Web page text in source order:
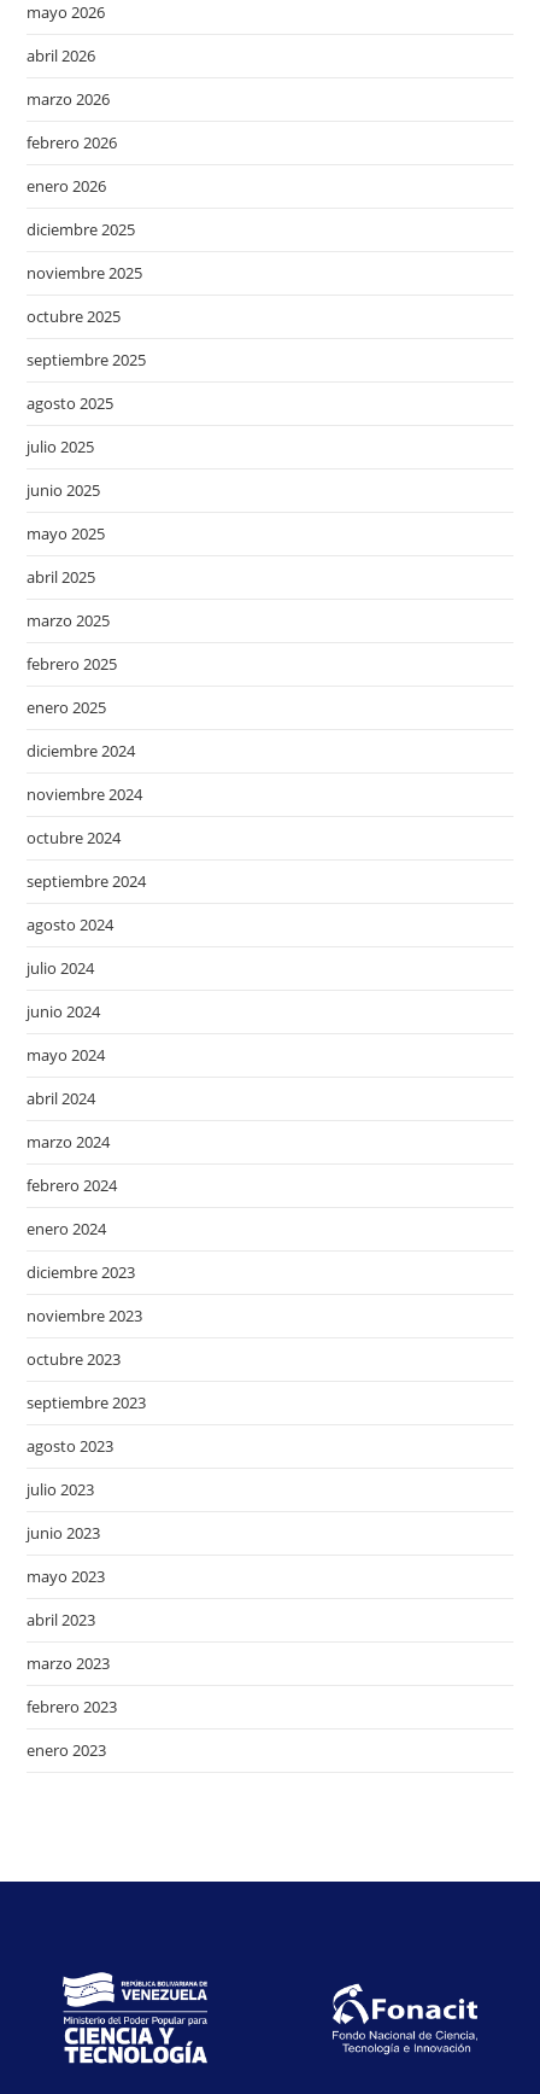
mayo 2026
abril 2026
marzo 2026
febrero 2026
enero 2026
diciembre 2025
noviembre 2025
octubre 2025
septiembre 2025
agosto 2025
julio 2025
junio 2025
mayo 2025
abril 2025
marzo 2025
febrero 2025
enero 2025
diciembre 2024
noviembre 2024
octubre 2024
septiembre 2024
agosto 2024
julio 2024
junio 2024
mayo 2024
abril 2024
marzo 2024
febrero 2024
enero 2024
diciembre 2023
noviembre 2023
octubre 2023
septiembre 2023
agosto 2023
julio 2023
junio 2023
mayo 2023
abril 2023
marzo 2023
febrero 2023
enero 2023